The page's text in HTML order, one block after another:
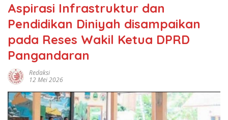
Aspirasi Infrastruktur dan
Pendidikan Diniyah disampaikan
pada Reses Wakil Ketua DPRD
Pangandaran
Redaksi
12 Mei 2026